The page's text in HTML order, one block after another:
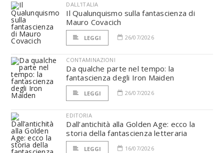
DALL'ITALIA
Il Qualunquismo sulla fantascienza di
Mauro Covacich
LEGGI 26/07/2026
CONTAMINAZIONI
Da qualche parte nel tempo: la
fantascienza degli Iron Maiden
LEGGI 26/07/2026
EDITORIA
Dall’antichità alla Golden Age: ecco la
storia della fantascienza letteraria
LEGGI 16/07/2026